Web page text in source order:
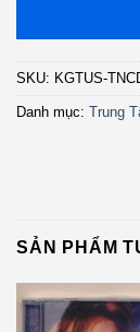
SKU: KGTUS-
Danh mục: Trung
SẢN PHẨM